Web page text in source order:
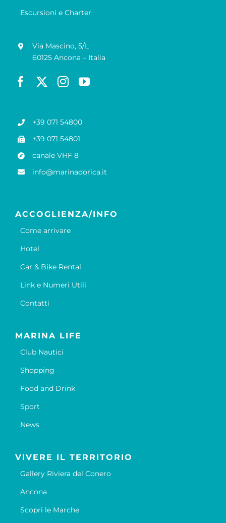
Escursioni e Charter
Via Mascino, 5/L
60125 Ancona – Italia
+39 071 54800
+39 071 54801
canale VHF 8
info@marinadorica.it
ACCOGLIENZA/INFO
Come arrivare
Hotel
Car & Bike Rental
Link e Numeri Utili
Contatti
MARINA LIFE
Club Nautici
Shopping
Food and Drink
Sport
News
VIVERE IL TERRITORIO
Gallery Riviera del Conero
Ancona
Scopri le Marche